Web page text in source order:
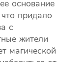
основание
придало
с
жители
магической